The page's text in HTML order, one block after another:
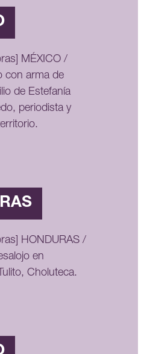
MÉXICO /
con arma de
de Estefanía
periodista y
HONDURAS /
en
Choluteca.